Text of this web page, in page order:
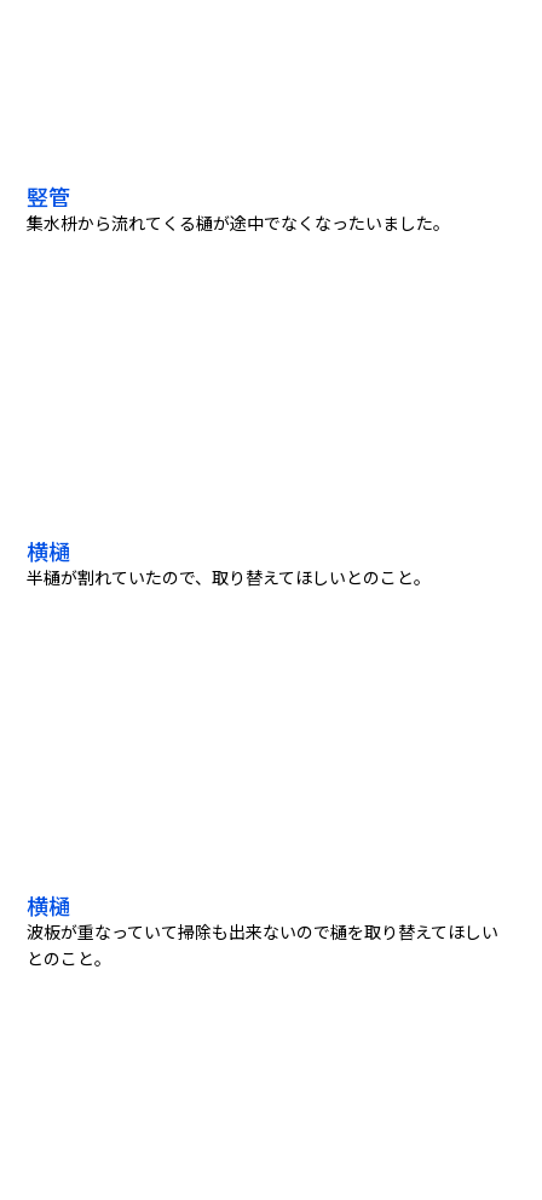
竪管
集水枡から流れてくる樋が途中でなくなったいました。
横樋
半樋が割れていたので、取り替えてほしいとのこと。
横樋
波板が重なっていて掃除も出来ないので樋を取り替えてほしい
とのこと。